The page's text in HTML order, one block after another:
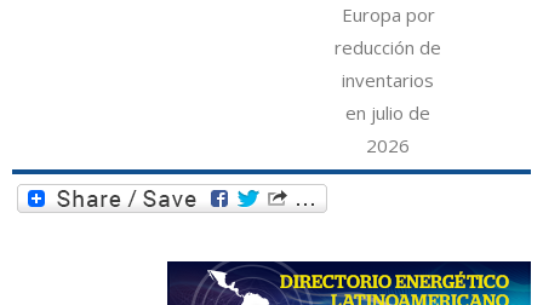
Europa por
reducción de
inventarios
en julio de
2026